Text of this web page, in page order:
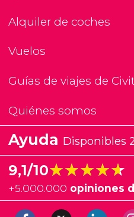
Alquiler de coches
Vuelos
Guías de viajes de
Quiénes somos
Ayuda Disponibles
9,1/10★★★★★
★★★★★
+5.000.000 opiniones